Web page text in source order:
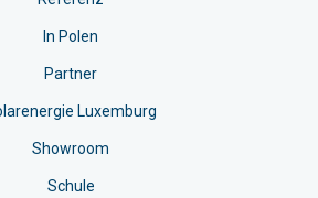
In Polen
Partner
Luxemburg
Showroom
Schule